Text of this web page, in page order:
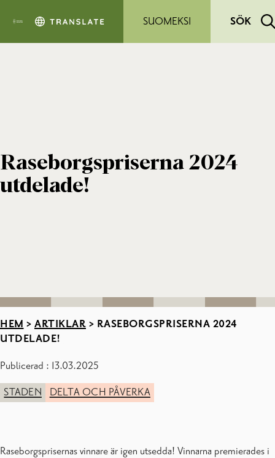
SUOMEKSI
SÖK
Raseborgspriserna 2024
utdelade!
HEM > ARTIKLAR > RASEBORGSPRISERNA 2024
UTDELADE!
Publicerad : 13.03.2025
STADEN DELTA OCH PÅVERKA
Raseborgsprisernas vinnare är igen utsedda! Vinnarna premierades i